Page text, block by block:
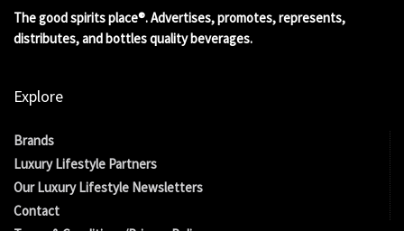
The good spirits place®. Advertises, promotes, represents,
distributes, and bottles quality beverages.
Explore
Brands
Luxury Lifestyle Partners
Our Luxury Lifestyle Newsletters
Contact